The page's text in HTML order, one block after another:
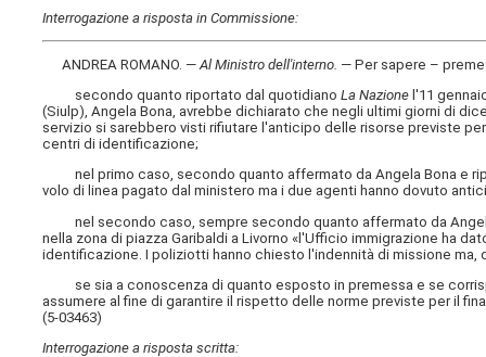
Interrogazione a risposta in Commissione:
ANDREA ROMANO. —Al Ministro dell'interno. — Per sapere –
secondo quanto riportato dal quotidianoLa Nazione l'11
(Siulp), Angela Bona, avrebbe dichiarato che negli ultimi giorni di
servizio si sarebbero visti rifiutare l'anticipo delle risorse previste
centri di identificazione;
nel primo caso, secondo quanto affermato da Angela Bona e
volo di linea pagato dal ministero ma i due agenti hanno dovuto
nel secondo caso, sempre secondo quanto affermato da
nella zona di piazza Garibaldi a Livorno «l'Ufficio immigrazione ha
identificazione. I poliziotti hanno chiesto l'indennità di missione
se sia a conoscenza di quanto esposto in premessa e se
assumere al fine di garantire il rispetto delle norme previste per il
(5-03463)
Interrogazione a risposta scritta: